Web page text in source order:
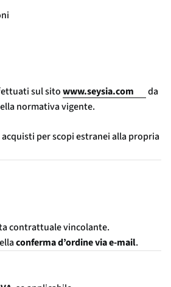
sul sitowww.seysia.com
da
normativa vigente.
per scopi estranei alla propria
contrattuale vincolante.
conferma d’ordine via e-mail.